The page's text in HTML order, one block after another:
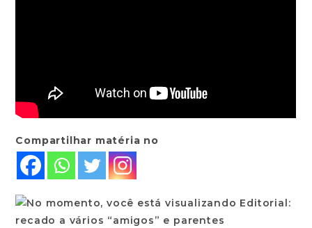
Compartilhar matéria no